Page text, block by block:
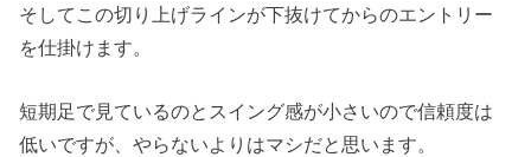
そしてこの切り上げラインが下抜けてからのエントリー
を仕掛けます。
短期足で見ているのとスイング感が小さいので信頼度は
低いですが、やらないよりはマシだと思います。